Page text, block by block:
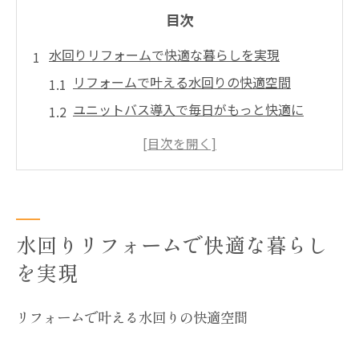
目次
水回りリフォームで快適な暮らしを実現
リフォームで叶える水回りの快適空間
ユニットバス導入で毎日がもっと快適に
システムキッチンで家事効率がアップする
ユニットバス工事の費用と工期を解説
リフォーム費用の目安と内訳を徹底解説
費用を抑えるためのリフォーム比較ポイン
水回りリフォームで快適な暮らし
を実現
リフォームで叶える水回りの快適空間